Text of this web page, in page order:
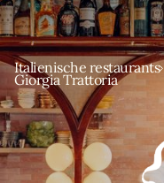
Italienische restaurants
Giorgia Trattoria